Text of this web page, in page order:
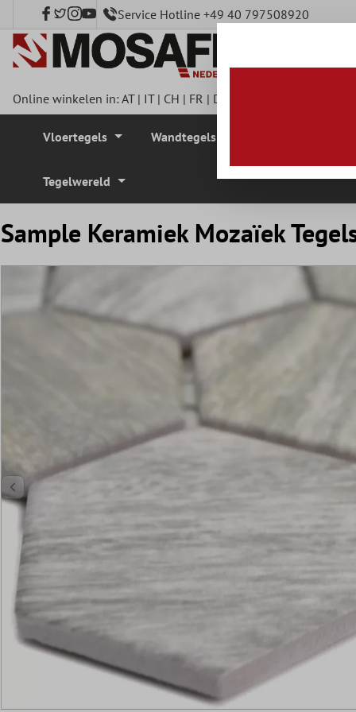
hoofdinhoud Service Hotline +49 40 797508920
Online winkelen in:AT| IT| CH | FR | DE
Vloertegels Wandtegels
Tegelwereld
Sample Keramiek Mozaïek